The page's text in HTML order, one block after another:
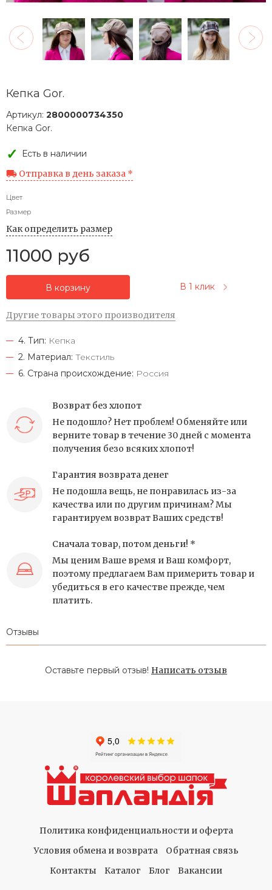
Кепка Gor.
Артикул: 2800000734350
Кепка Gor.
Есть в наличии
Отправка в день заказа *
Цвет
Размер
Как определить размер
11000 руб
В корзину В 1 клик
Другие товары этого производителя
4. Тип: Кепка
2. Материал: Текстиль
6. Страна происхождение: Россия
Возврат без хлопот
Не подошло? Нет проблем! Обменяйте или
верните товар в течение 30 дней с момента
получения безо всяких хлопот!
Гарантия возврата денег
Не подошла вещь, не понравилась из-за
качества или по другим причинам? Мы
гарантируем возврат Ваших средств!
Сначала товар, потом деньги! *
Мы ценим Ваше время и Ваш комфорт,
поэтому предлагаем Вам примерить товар и
убедиться в его качестве прежде, чем
платить.
Отзывы
Оставьте первый отзыв! Написать отзыв
Политика конфиденциальности и оферта
Условия обмена и возврата
Обратная связь
Контакты
Каталог Блог Вакансии